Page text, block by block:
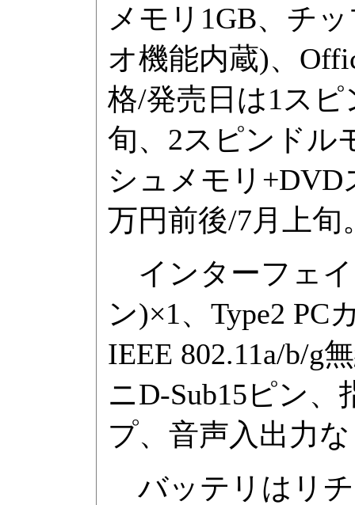
メモリ1GB、チ
オ機能内蔵)、
格/発売日は1ス
旬、2スピンドル
シュメモリ
万円前後/7月上旬
インターフェイ
ン)×1、Type2
IEEE 802.11a/b/g
ニD-Sub15ピン
プ、音声入出力
バッテリはリ